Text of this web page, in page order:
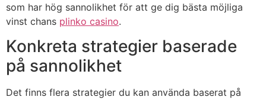
som har hög sannolikhet för att ge dig bästa möjliga
vinst chans plinko casino.
Konkreta strategier baserade
på sannolikhet
Det finns flera strategier du kan använda baserat på